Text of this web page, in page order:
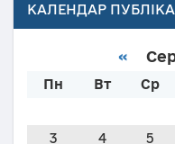
КАЛЕНДАР
«
Пн Вт Ср
3
4 5